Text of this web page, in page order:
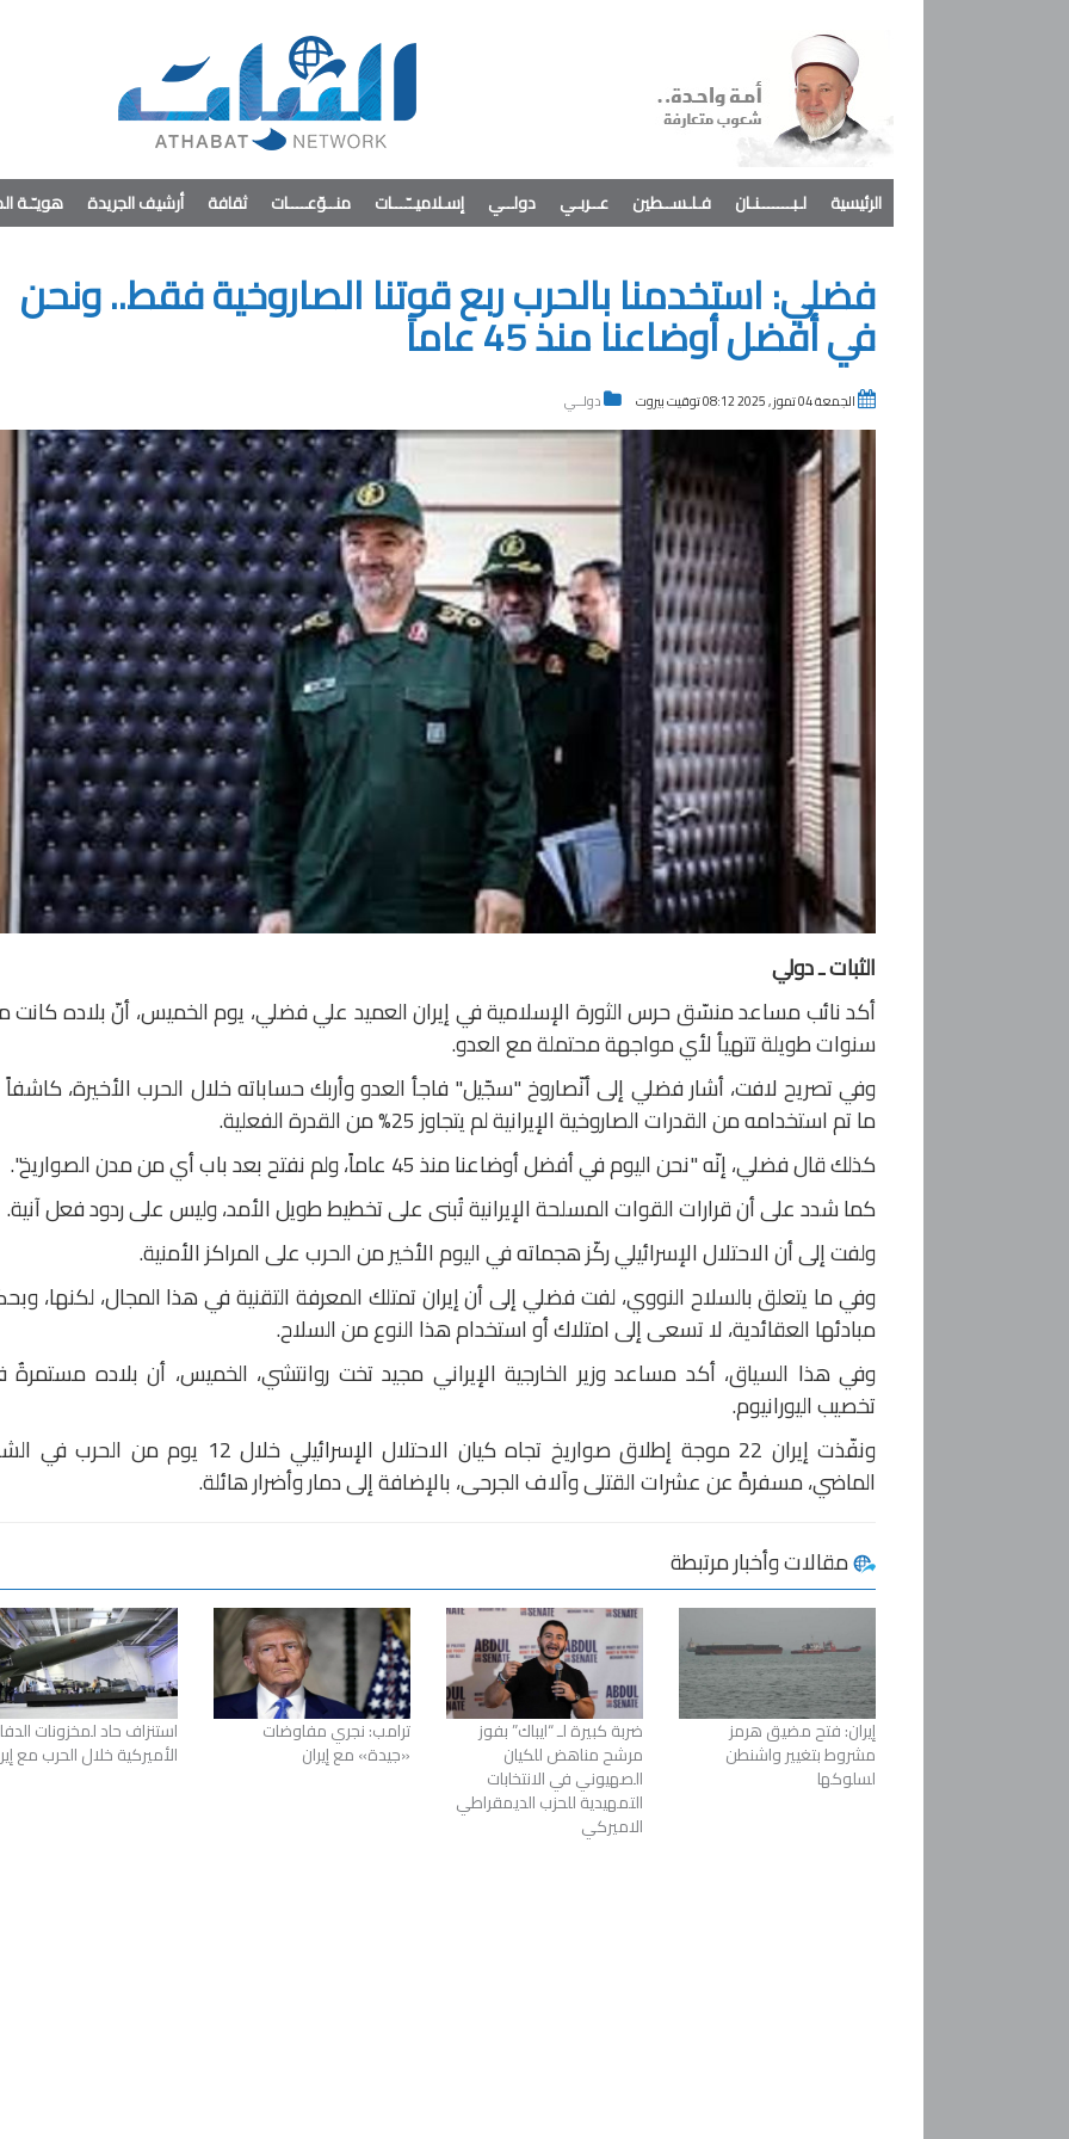
الرئيسية لـبـــــــنـان فـلـســطين عــربـي دولــي إسـلاميــّـــات منــوّعــــات ثقافة أرشيف الجريدة هويـّـة
فضلي: استخدمنا بالحرب ربع قوتنا الصاروخية فقط.. ونحن
في أفضل أوضاعنا منذ 45 عاماً
الجمعة 04 تموز , 2025 08:12 توقيت بيروت دولــي
الثبات ـ دولي
أكد نائب مساعد منسّق حرس الثورة الإسلامية في إيران العميد علي فضلي، يوم الخميس، أنّ بلاده كانت
سنوات طويلة تتهيأ لأي مواجهة محتملة مع العدو.
وفي تصريح لافت، أشار فضلي إلى أنّصاروخ "سجّيل" فاجأ العدو وأربك حساباته خلال الحرب الأخيرة،
ما تم استخدامه من القدرات الصاروخية الإيرانية لم يتجاوز 25% من القدرة الفعلية.
كذلك قال فضلي، إنّه "نحن اليوم في أفضل أوضاعنا منذ 45 عاماً، ولم نفتح بعد باب أي من مدن الصواريخ".
كما شدد على أن قرارات القوات المسلحة الإيرانية تُبنى على تخطيط طويل الأمد، وليس على ردود فعل آنية.
ولفت إلى أن الاحتلال الإسرائيلي ركّز هجماته في اليوم الأخير من الحرب على المراكز الأمنية.
وفي ما يتعلق بالسلاح النووي، لفت فضلي إلى أن إيران تمتلك المعرفة التقنية في هذا المجال، لكنها،
مبادئها العقائدية، لا تسعى إلى امتلاك أو استخدام هذا النوع من السلاح.
وفي هذا السياق، أكد مساعد وزير الخارجية الإيراني مجيد تخت روانتشي، الخميس، أن بلاده
تخصيب اليورانيوم.
ونفّذت إيران 22 موجة إطلاق صواريخ تجاه كيان الاحتلال الإسرائيلي خلال 12 يوم من
الماضي، مسفرةً عن عشرات القتلى وآلاف الجرحى، بالإضافة إلى دمار وأضرار هائلة.
مقالات وأخبار مرتبطة
إيران: فتح مضيق هرمز
مشروط بتغيير واشنطن
لسلوكها
ضربة كبيرة لـ “ايباك” بفوز
مرشح مناهض للكيان
الصهيوني في الانتخابات
التمهيدية للحزب الديمقراطي
الاميركي
ترامب: نجري مفاوضات
«جيدة» مع إيران
استنزاف حاد لمخزونات
الأميركية خلال الحرب مع